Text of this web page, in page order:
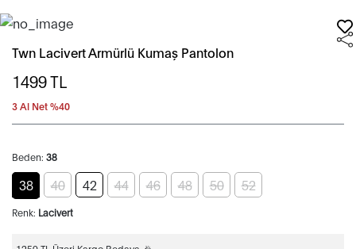
Twn Lacivert Armürlü Kumaş Pantolon
1499TL
3 Al Net %40
Beden: 38
38 40 42 44 46 48 50 52
Renk: Lacivert